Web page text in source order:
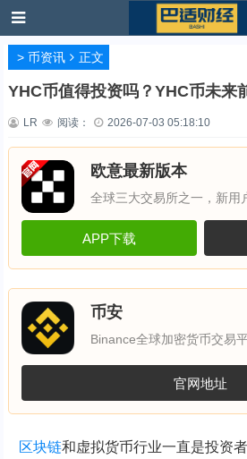
> 币资讯 正文
YHC币值得投资吗？YHC币未来
LR 阅读： 2026-07-03 05:18:10
欧意最新版本
全球三大交易所之一，新用
APP下载
币安
Binance全球加密货币交易
官网地址
区块链和虚拟货币行业一直是投资